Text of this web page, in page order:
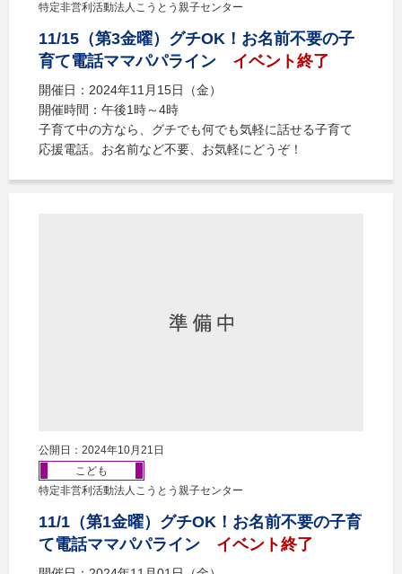
特定非営利活動法人こうとう親子センター
11/15（第3金曜）グチOK！お名前不要の子
育て電話ママパパライン
イベント終了
開催日：2024年11月15日（金）
開催時間：午後1時～4時
子育て中の方なら、グチでも何でも気軽に話せる子育て
応援電話。お名前など不要、お気軽にどうぞ！
公開日：2024年10月21日
こども
特定非営利活動法人こうとう親子センター
11/1（第1金曜）グチOK！お名前不要の子育
て電話ママパパライン
イベント終了